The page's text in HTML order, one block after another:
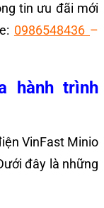
tin ưu đãi mới
0986548436 –
hành trình
VinFast Minio
đây là những